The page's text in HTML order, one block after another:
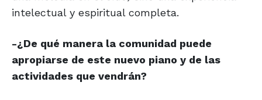
intelectual y espiritual completa.
-¿De qué manera la comunidad puede
apropiarse de este nuevo piano y de las
actividades que vendrán?